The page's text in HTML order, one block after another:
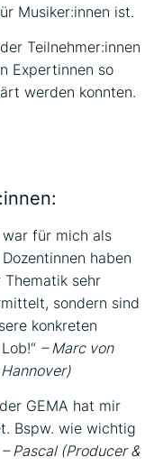
Musiker:innen ist.
Teilnehmer:innen
Expertinnen so
werden konnten.
war für mich als
haben
sehr
sondern sind
konkreten
– Marc von
GEMA hat mir
Bspw. wie wichtig
– Pascal (Producer &